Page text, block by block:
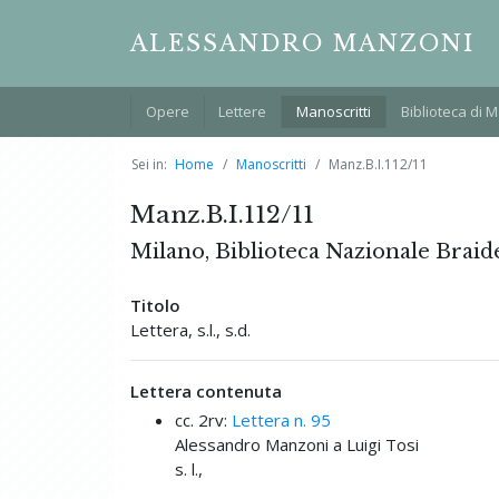
ALESSANDRO MANZONI
Opere Lettere Manoscritti Biblioteca di
Sei in: Home Manoscritti Manz.B.I.112/11
Manz.B.I.112/11
Milano, Biblioteca Nazionale
Titolo
Lettera, s.l., s.d.
Lettera contenuta
cc. 2rv: Lettera n. 95
Alessandro Manzoni a Luigi Tosi
s. l.,